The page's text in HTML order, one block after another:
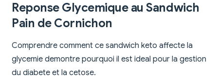
Reponse Glycemique au Sandwich
Pain de Cornichon
Comprendre comment ce sandwich keto affecte la
glycemie demontre pourquoi il est ideal pour la gestion
du diabete et la cetose.